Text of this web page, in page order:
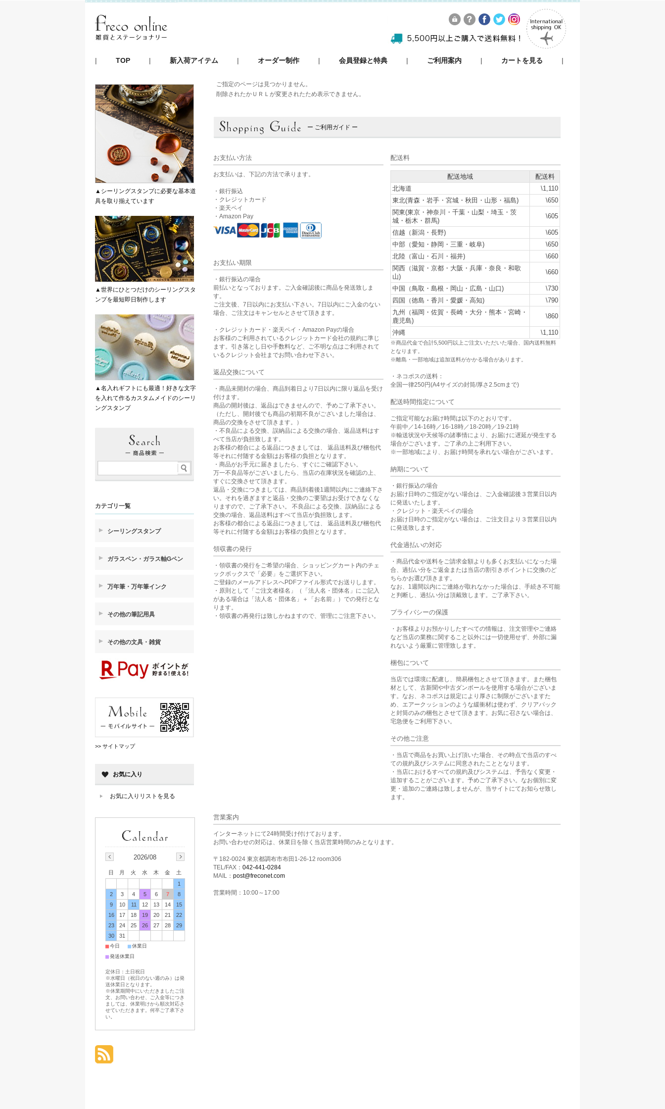
TOP 新入荷アイテム オーダー制作 会員登録と特典 ご利用案内 カートを見る
ご指定のページは見つかりません。
削除されたかＵＲＬが変更されたため表示できません。
ー ご利用ガイド ー
お支払い方法
お支払いは、下記の方法で承ります。
・銀行振込
・クレジットカード
・楽天ペイ
・Amazon Pay
お支払い期限
・銀行振込の場合
前払いとなっております。ご入金確認後に商品を発送致しま
す。
ご注文後、7日以内にお支払い下さい。7日以内にご入金のない
場合、ご注文はキャンセルとさせて頂きます。
・クレジットカード・楽天ペイ・Amazon Payの場合
お客様のご利用されているクレジットカード会社の規約に準じ
ます。引き落とし日や手数料など、ご不明な点はご利用されて
いるクレジット会社までお問い合わせ下さい。
返品交換について
・商品未開封の場合、商品到着日より7日以内に限り返品を受け
付けます。
商品の開封後は、返品はできませんので、予めご了承下さい。
（ただし、開封後でも商品の初期不良がございました場合は、
商品の交換をさせて頂きます。）
・不良品による交換、誤納品による交換の場合、返品送料はす
べて当店が負担致します。
お客様の都合による返品につきましては、 返品送料及び梱包代
等それに付随する金額はお客様の負担となります。
・商品がお手元に届きましたら、すぐにご確認下さい。
万一不良品等がございましたら、当店の在庫状況を確認の上、
すぐに交換させて頂きます。
返品・交換につきましては、商品到着後1週間以内にご連絡下さ
い。それを過ぎますと返品・交換のご要望はお受けできなくな
りますので、ご了承下さい。 不良品による交換、誤納品による
交換の場合、返品送料はすべて当店が負担致します。
お客様の都合による返品につきましては、 返品送料及び梱包代
等それに付随する金額はお客様の負担となります。
領収書の発行
・領収書の発行をご希望の場合、ショッピングカート内のチェ
ックボックスで「必要」をご選択下さい。
ご登録のメールアドレスへPDFファイル形式でお送りします。
・原則として「ご注文者様名」（「法人名・団体名」にご記入
がある場合は「法人名・団体名」＋「お名前」）での発行とな
ります。
・領収書の再発行は致しかねますので、管理にご注意下さい。
配送料
配送地域
配送料
北海道
\1,110
東北(青森・岩手・宮城・秋田・山形・福島)
\650
関東(東京・神奈川・千葉・山梨・埼玉・茨
城・栃木・群馬)
\605
信越（新潟・長野)
\605
中部（愛知・静岡・三重・岐阜)
\650
北陸（富山・石川・福井)
\660
関西（滋賀・京都・大阪・兵庫・奈良・和歌
山)
\660
中国（鳥取・島根・岡山・広島・山口)
\730
四国（徳島・香川・愛媛・高知)
\790
九州（福岡・佐賀・長崎・大分・熊本・宮崎・
鹿児島)
\860
沖縄 \1,110
※商品代金で合計5,500円以上ご注文いただいた場合、国内送料無料
となります。
※離島・一部地域は追加送料がかかる場合があります。
・ネコポスの送料：
全国一律250円(A4サイズの封筒/厚さ2.5cmまで)
配送時間指定について
ご指定可能なお届け時間は以下のとおりです。
午前中／14-16時／16-18時／18-20時／19-21時
※輸送状況や天候等の諸事情により、お届けに遅延が発生する
場合がございます。ご了承の上ご利用下さい。
※一部地域により、お届け時間を承れない場合がございます。
納期について
・銀行振込の場合
お届け日時のご指定がない場合は、ご入金確認後３営業日以内
に発送いたします。
・クレジット・楽天ペイの場合
お届け日時のご指定がない場合は、ご注文日より３営業日以内
に発送致します。
代金過払いの対応
・商品代金や送料をご請求金額よりも多くお支払いになった場
合、過払い分をご返金または当店の割引きポイントに交換のど
ちらかお選び頂きます。
なお、1週間以内にご連絡が取れなかった場合は、手続き不可能
と判断し、過払い分は頂戴致します。ご了承下さい。
プライバシーの保護
・お客様よりお預かりしたすべての情報は、注文管理やご連絡
など当店の業務に関すること以外には一切使用せず、外部に漏
れないよう厳重に管理致します。
梱包について
当店では環境に配慮し、簡易梱包とさせて頂きます。また梱包
材として、古新聞や中古ダンボールを使用する場合がございま
す。なお、ネコポスは規定により厚さに制限がございますた
め、エアークッションのような緩衝材は使わず、クリアパック
と封筒のみの梱包とさせて頂きます。お気に召さない場合は、
宅急便をご利用下さい。
その他ご注意
・当店で商品をお買い上げ頂いた場合、その時点で当店のすべ
ての規約及びシステムに同意されたこととなります。
・当店におけるすべての規約及びシステムは、予告なく変更・
追加することがございます。予めご了承下さい。なお個別に変
更・追加のご連絡は致しませんが、当サイトにてお知らせ致し
ます。
営業案内
インターネットにて24時間受け付けております。
お問い合わせの対応は、休業日を除く当店営業時間のみとなります。
〒182-0024 東京都調布市布田1-26-12 room306
TEL/FAX： 042-441-0284
MAIL： post@freconet.com
営業時間：10:00～17:00
▲シーリングスタンプに必要な基本道
具を取り揃えています
▲世界にひとつだけのシーリングスタ
ンプを最短即日制作します
▲名入れギフトにも最適！好きな文字
を入れて作るカスタムメイドのシーリ
ングスタンプ
カテゴリ一覧
シーリングスタンプ
ガラスペン・ガラス軸Gペン
万年筆・万年筆インク
その他の筆記用具
その他の文具・雑貨
>> サイトマップ
お気に入り
お気に入りリストを見る
2026/08
日 月 火 水 木 金
土
1
2
3 4 5 6 7
8
9
10 11 12 13 14
15
16
17 18 19 20 21
22
23
24 25 26 27 28
29
30
31
■今日 ■休業日
■発送休業日
定休日：土日祝日
※水曜日（祝日のない週のみ）は発
送休業日となります。
※休業期間中にいただきましたご注
文、お問い合わせ、ご入金等につき
ましては、休業明けから順次対応さ
せていただきます。何卒ご了承下さ
い。